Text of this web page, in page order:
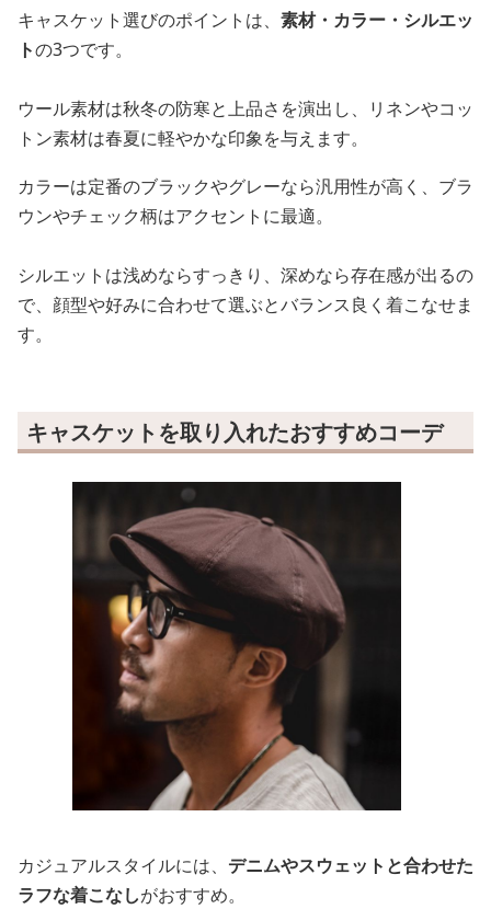
キャスケット選びのポイントは、 素材・カラー・シルエッ
トの3つです。
ウール素材は秋冬の防寒と上品さを演出し、リネンやコッ
トン素材は春夏に軽やかな印象を与えます。
カラーは定番のブラックやグレーなら汎用性が高く、ブラ
ウンやチェック柄はアクセントに最適。
シルエットは浅めならすっきり、深めなら存在感が出るの
で、顔型や好みに合わせて選ぶとバランス良く着こなせま
す。
キャスケットを取り入れたおすすめコーデ
カジュアルスタイルには、 デニムやスウェットと合わせた
ラフな着こなしがおすすめ。